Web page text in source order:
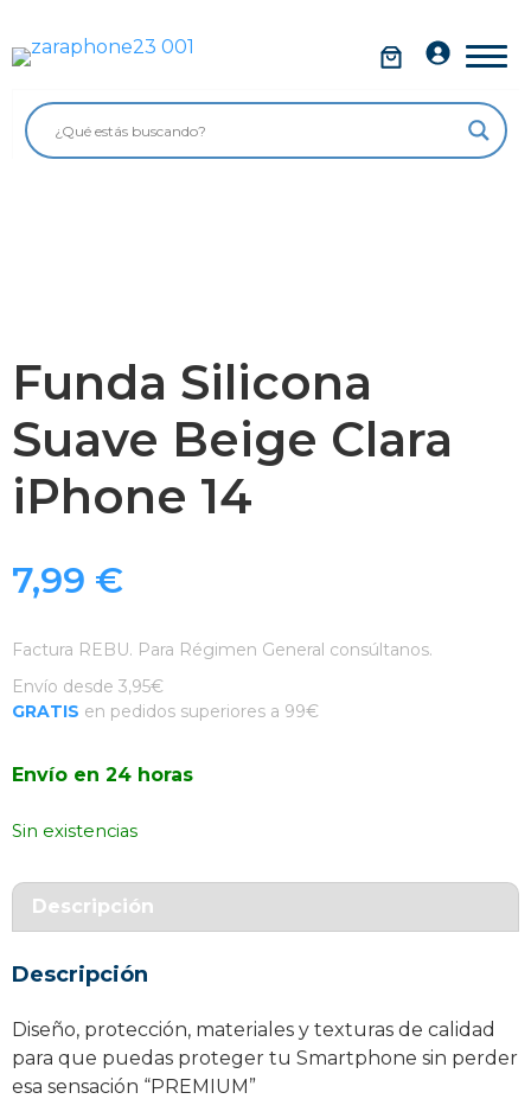
contenido
Funda Silicona
Suave Beige Clara
iPhone 14
7,99 €
Factura REBU. Para Régimen General consúltanos.
Envío desde 3,95€
GRATIS en pedidos superiores a 99€
Envío en 24 horas
Sin existencias
Descripción
Descripción
Diseño, protección, materiales y texturas de calidad
para que puedas proteger tu Smartphone sin perder
esa sensación “PREMIUM”
Móviles
Impolutos
Accesorios
Garantía Zaraphone